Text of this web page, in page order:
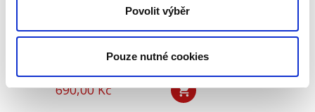
Povolit výběr
Pouze nutné cookies
Alexander J. Bělohlávek
690,00 Kč